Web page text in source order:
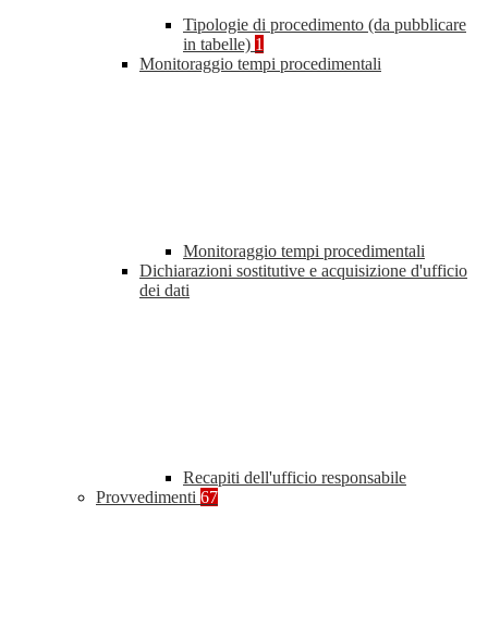
Tipologie di procedimento (da pubblicare
in tabelle) 1
Monitoraggio tempi procedimentali
Monitoraggio tempi procedimentali
Dichiarazioni sostitutive e acquisizione d'ufficio
dei dati
Recapiti dell'ufficio responsabile
Provvedimenti 67